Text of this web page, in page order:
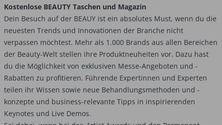
Kostenlose BEAUTY Taschen und Magazin
Dein Besuch auf der BEAUY ist ein absolutes Must, wenn du die
neuesten Trends und Innovationen der Branche nicht
verpassen möchtest. Mehr als 1.000 Brands aus allen Bereichen
der Beauty-Welt stellen ihre Produktneuheiten vor. Dazu hast
du die Möglichkeit von exklusiven Messe-Angeboten und -
Rabatten zu profitieren. Führende Expertinnen und Experten
teilen ihr Wissen sowie neue Behandlungsmethoden und -
konzepte und business-relevante Tipps in inspirierenden
Keynotes und Live Demos.